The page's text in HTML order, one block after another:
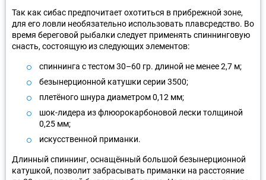
Так как сибас предпочитает охотиться в прибрежной зоне,
для его ловли необязательно использовать плавсредство. Во
время береговой рыбалки следует применять спиннинговую
снасть, состоящую из следующих элементов:
спиннинга с тестом 30–60 гр. длиной не менее 2,7 м;
безынерционной катушки серии 3500;
плетёного шнура диаметром 0,12 мм;
шок-лидера из флюорокарбоновой лески толщиной
0,25 мм;
искусственной приманки.
Длинный спиннинг, оснащённый большой безынерционной
катушкой, позволит забрасывать приманки на расстояние